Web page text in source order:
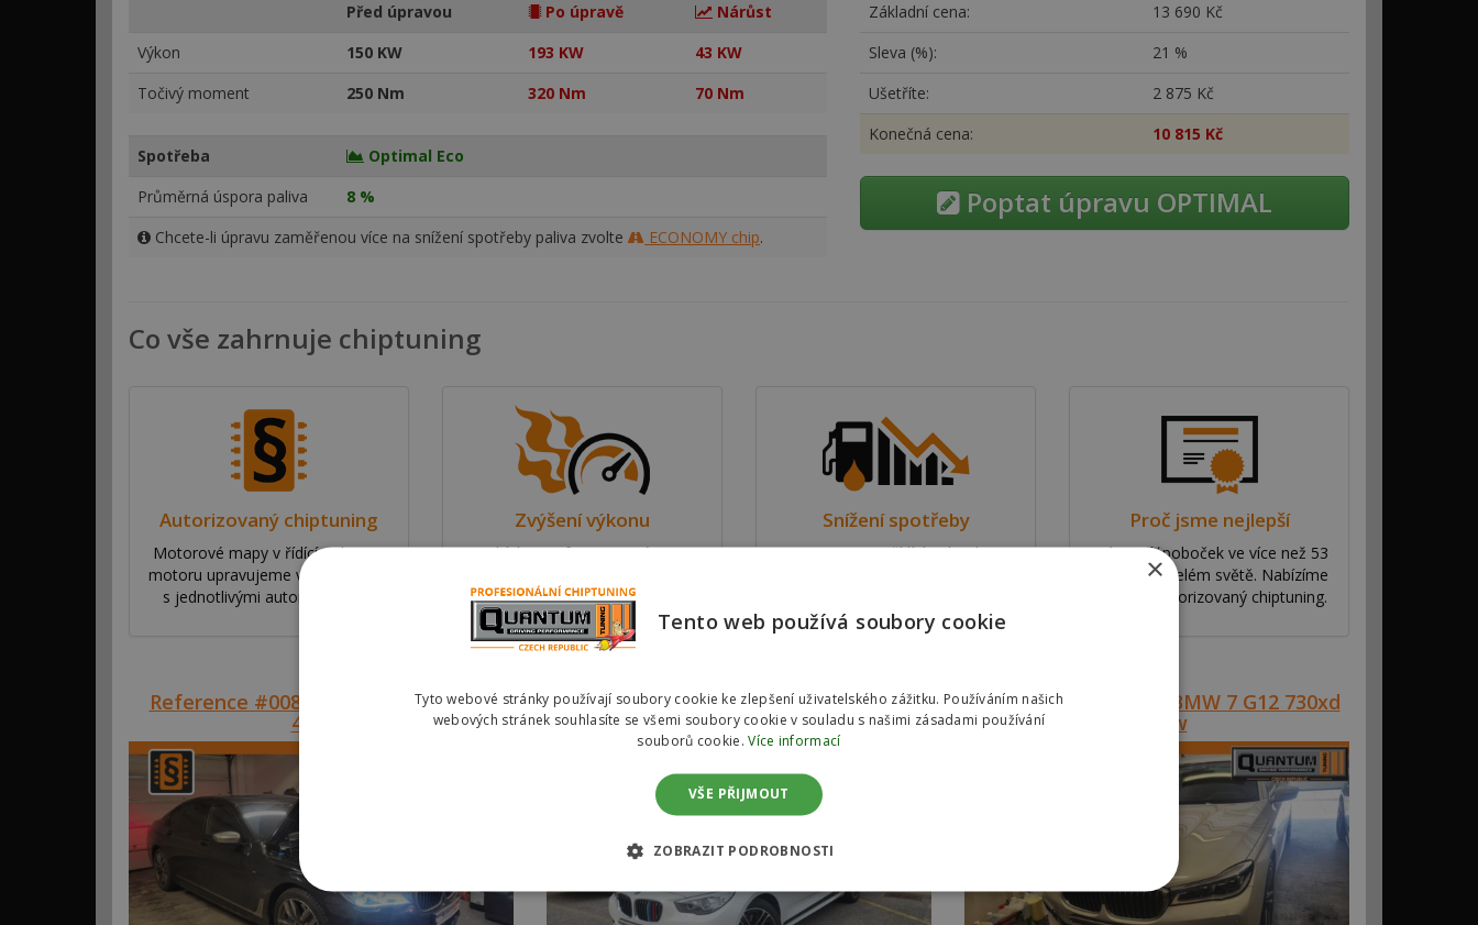
Před úpravou Po úpravě
Nárůst
Výkon
150 KW 193 KW
43 KW
Točivý moment
250 Nm 320 Nm 70 Nm
Spotřeba
Optimal Eco
Průměrná úspora paliva
8 %
Chcete-li úpravu zaměřenou více na snížení spotřeby paliva zvolte
ECONOMY chip.
Základní cena: 13 690 Kč
Sleva (%):
21 %
Ušetříte:
2 875 Kč
Konečná cena:
10 815 Kč
Poptat úpravu OPTIMAL
Co vše zahrnuje chiptuning
Autorizovaný chiptuning
Motorové mapy v řídící jednotce
motoru upravujeme ve spolupráci
s jednotlivými automobilkami.
Zvýšení výkonu
Nabízíme softwarovou úpravu
variantách pro zvýšení výkonu
vozu.
Snížení spotřeby
Upravujeme řídící jednotky
dvou variantách.
Proč jsme nejlepší
Máme síť poboček ve více než 53
zemích po celém světě. Nabízíme
výhradní autorizovaný chiptuning.
Reference #00869 – BMW M760LiXd
448kw
Reference #00863 – BMW 530d GT
180kw
Reference #00862 – BMW 7 G12 730xd
195kw
×
Tento web používá soubory cookie
Tyto webové stránky používají soubory cookie ke zlepšení uživatelského zážitku. Používáním našich
webových stránek souhlasíte se všemi soubory cookie v souladu s našimi zásadami používání
souborů cookie.Více informací
VŠE PŘIJMOUT
ZOBRAZIT PODROBNOSTI